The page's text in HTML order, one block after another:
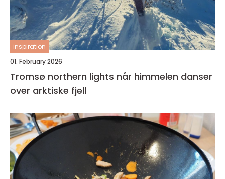
inspiration
01. February 2026
Tromsø northern lights når himmelen danser
over arktiske fjell